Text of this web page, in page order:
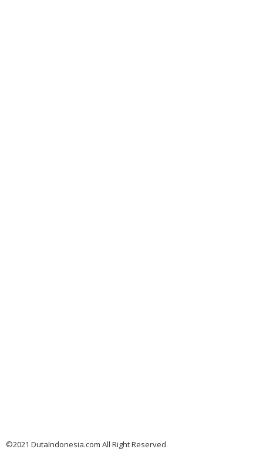
©2021 DutaIndonesia.com All Right Reserved